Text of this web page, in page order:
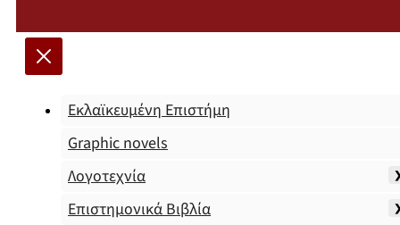
Εκλαϊκευμένη Επιστήμη
Graphic novels
Λογοτεχνία
Επιστημονικά Βιβλία